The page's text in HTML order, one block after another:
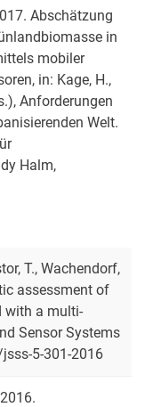
Abschätzung
in
mobiler
in: Kage, H.,
Anforderungen
Welt.
Halm,
T., Wachendorf,
assessment of
with a multi-
Sensor Systems
5-301-2016